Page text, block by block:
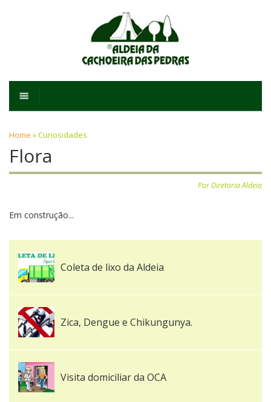
Home »Curiosidades
Flora
Por Diretoria Aldeia
Em construção...
Coleta de lixo da Aldeia
Zica, Dengue e Chikungunya.
Visita domiciliar da OCA